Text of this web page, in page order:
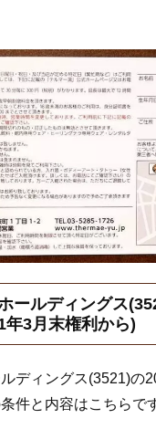
ールディングス
年3月末権利から)
ディングス(3521)の
件と内容はこちらで